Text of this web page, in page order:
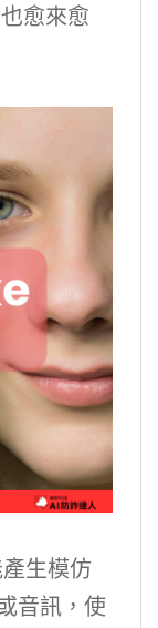
愈來愈
生模仿
音訊，使